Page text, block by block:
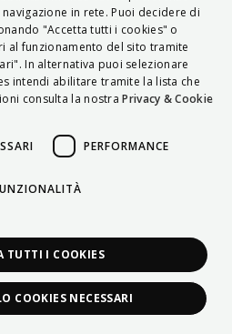
HUNGARIAN
DEUTSCH
POLSKI
PORTUGUÊS
in rete. Puoi decidere di
"Accetta tutti i cookies" o
al funzionamento del sito tramite
In alternativa puoi selezionare
intendi abilitare tramite la lista che
consulta la nostra Privacy & Cookie
PERFORMANCE
TUTTI I COOKIES
COOKIES NECESSARI